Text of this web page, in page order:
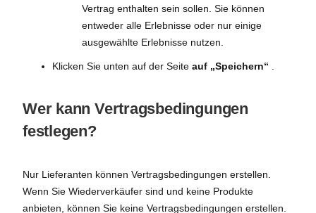
Vertrag enthalten sein sollen. Sie können
entweder alle Erlebnisse oder nur einige
ausgewählte Erlebnisse nutzen.
Klicken Sie unten auf der Seite auf „Speichern“
Wer kann Vertragsbedingungen
festlegen?
Nur Lieferanten können Vertragsbedingungen erstellen.
Wenn Sie Wiederverkäufer sind und keine Produkte
anbieten, können Sie keine Vertragsbedingungen erstellen.